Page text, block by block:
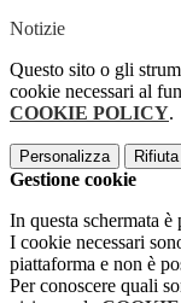
Notizie
Questo sito o gli
cookie necessari al
COOKIE POLICY.
Personalizza
Gestione cookie
In questa schermata
I cookie necessari
piattaforma e non è
Per conoscere quali